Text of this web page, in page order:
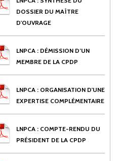
DOSSIER DU MAÎTRE
D'OUVRAGE
LNPCA : DÉMISSION D’UN
MEMBRE DE LA CPDP
LNPCA : ORGANISATION D'UNE
EXPERTISE COMPLÉMENTAIRE
LNPCA : COMPTE-RENDU DU
PRÉSIDENT DE LA CPDP